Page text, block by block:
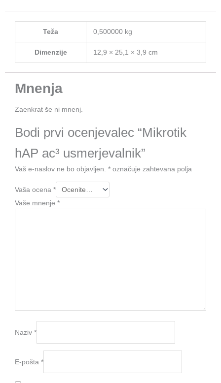
Teža 0,500000 kg
Dimenzije 12,9 × 25,1 × 3,9 cm
Mnenja
Zaenkrat še ni mnenj.
Bodi prvi ocenjevalec “Mikrotik
hAP ac³ usmerjevalnik”
Vaš e-naslov ne bo objavljen. * označuje zahtevana polja
Vaša ocena *
Vaše mnenje *
Naziv *
E-pošta *